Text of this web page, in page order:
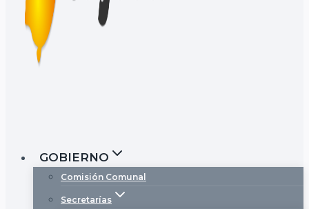
GOBIERNO
Comisión Comunal
Secretarías